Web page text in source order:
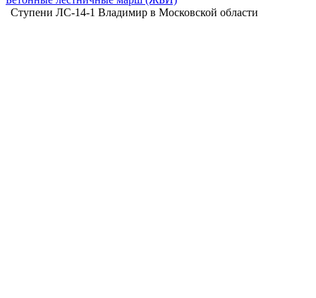
Ступени ЛС-14-1 Владимир в Московской области